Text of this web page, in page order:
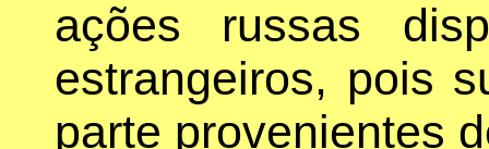
ações russas
estrangeiros, pois
parte provenientes